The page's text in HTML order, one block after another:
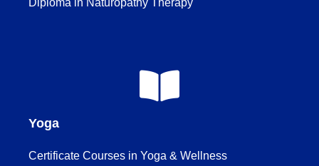
Diploma in Naturopathy Therapy
Yoga
Certificate Courses in Yoga & Wellness